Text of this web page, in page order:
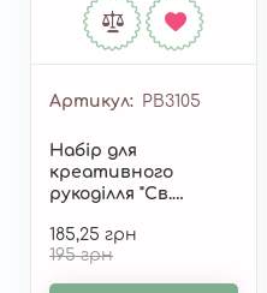
Артикул РВ3105
Набір для
креативного
рукоділля "Св.
Кримський" РВ3105
185,25 грн
195 грн